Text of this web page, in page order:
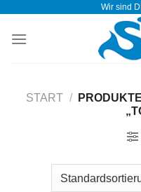
springen
Wir sind
START /